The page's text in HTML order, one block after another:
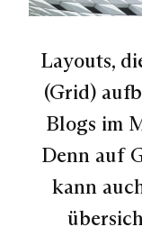
Layouts,
(Grid)
Blogs im
Denn auf
kann